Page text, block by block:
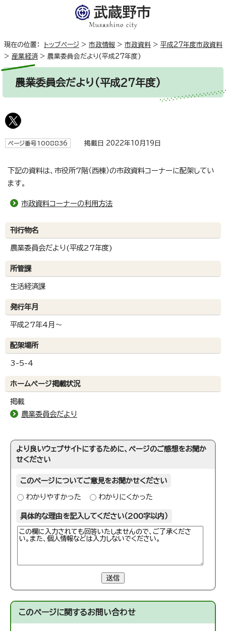
現在の位置： トップページ > 市政情報 > 市政資料 > 平成27年度市政資料
> 産業経済 > 農業委員会だより(平成27年度)
農業委員会だより(平成27年度)
ページ番号1008836 掲載日 2022年10月19日
下記の資料は、市役所7階（西棟）の市政資料コーナーに配架してい
ます。
市政資料コーナーの利用方法
刊行物名
農業委員会だより(平成27年度)
所管課
生活経済課
発行年月
平成27年4月～
配架場所
3-5-4
ホームページ掲載状況
掲載
農業委員会だより
より良いウェブサイトにするために、ページのご感想をお聞か
せください
このページについてご意見をお聞かせください
わかりやすかった わかりにくかった
具体的な理由を記入してください（200字以内）
送信
このページに関するお問い合わせ